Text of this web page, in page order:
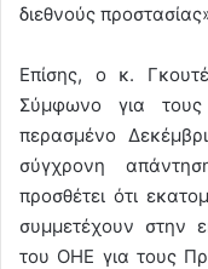
διεθνούς
Επίσης, ο κ.
Σύμφωνο για
περασμένο
σύγχρονη
προσθέτει ότι
συμμετέχουν στην
του ΟΗΕ για τους